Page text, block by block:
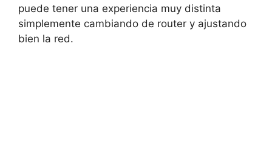
puede tener una experiencia muy distinta
simplemente cambiando de router y ajustando
bien la red.